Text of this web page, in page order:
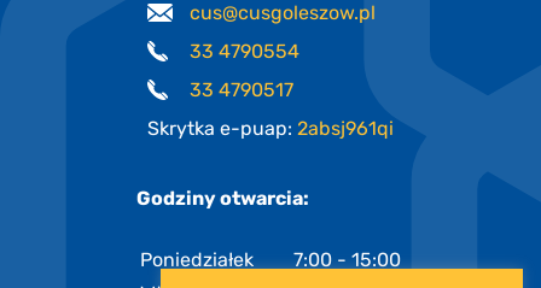
cus@cusgoleszow.pl
33 4790554
33 4790517
Skrytka e-puap: 2absj961qi
Godziny otwarcia:
Poniedziałek
7:00 - 15:00